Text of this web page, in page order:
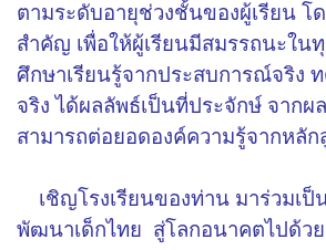
ตามระดับอายุช่วงชั้นของผู้เรียน โ
สำคัญ เพื่อให้ผู้เรียนมีสมรรถนะใน
ศึกษาเรียนรู้จากประสบการณ์จริง
จริง ได้ผลลัพธ์เป็นที่ประจักษ์ จากผ
สามารถต่อยอดองค์ความรู้จากหลั
เชิญโรงเรียนของท่าน มาร่วมเป็
พัฒนาเด็กไทย สู่โลกอนาคตไปด้ว